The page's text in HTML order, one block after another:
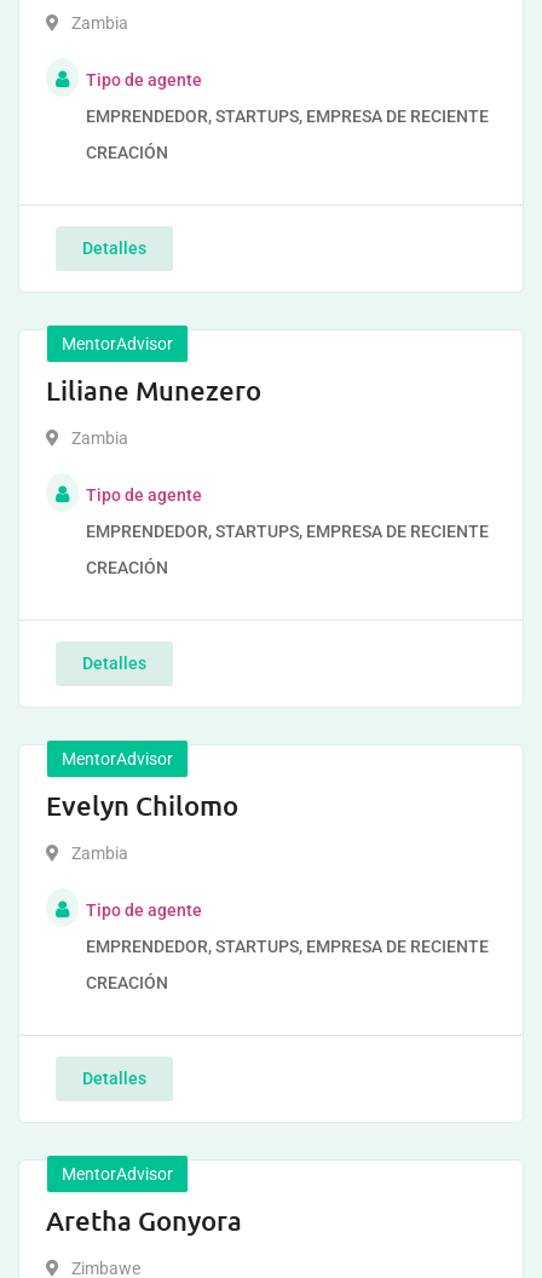
Zambia
Tipo de agente
EMPRENDEDOR, STARTUPS, EMPRESA DE RECIENTE
CREACIÓN
Detalles
MentorAdvisor
Liliane Munezero
Zambia
Tipo de agente
EMPRENDEDOR, STARTUPS, EMPRESA DE RECIENTE
CREACIÓN
Detalles
MentorAdvisor
Evelyn Chilomo
Zambia
Tipo de agente
EMPRENDEDOR, STARTUPS, EMPRESA DE RECIENTE
CREACIÓN
Detalles
MentorAdvisor
Aretha Gonyora
Zimbawe